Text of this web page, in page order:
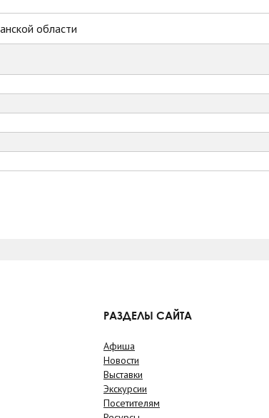
области
РАЗДЕЛЫ САЙТА
Афиша
Новости
Выставки
Экскурсии
Посетителям